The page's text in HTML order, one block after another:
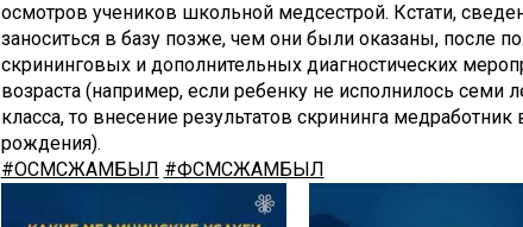
осмотров учеников школьной медсестрой. Кстати,
заноситься в базу позже, чем они были оказаны, после
скрининговых и дополнительных диагностических
возраста (например, если ребенку не исполнилось семи
класса, то внесение результатов скрининга медработник
рождения).
#ОСМСЖАМБЫЛ #ФСМСЖАМБЫЛ